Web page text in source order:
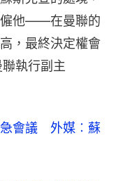
僱他——在曼聯的
，最終決定權會
執行副主
會議　外媒︰蘇